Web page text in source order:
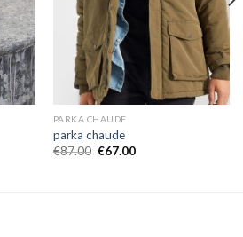
PARKA CHAUDE
parka chaude
€87.00 €67.00